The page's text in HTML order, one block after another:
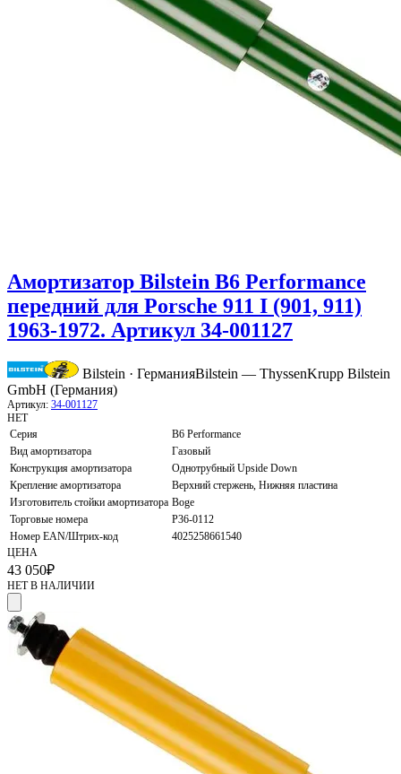
Амортизатор Bilstein B6 Performance
передний для Porsche 911 I (901, 911)
1963-1972. Артикул 34-001127
Bilstein · ГерманияBilstein — ThyssenKrupp Bilstein
GmbH (Германия)
Артикул: 34-001127
НЕТ
Серия
B6 Performance
Вид амортизатора
Газовый
Конструкция амортизатора
Однотрубный Upside Down
Крепление амортизатора
Верхний стержень, Нижняя пластина
Изготовитель стойки амортизатора Boge
Торговые номера
P36-0112
Номер EAN/Штрих-код
4025258661540
ЦЕНА
43 050₽
НЕТ В НАЛИЧИИ